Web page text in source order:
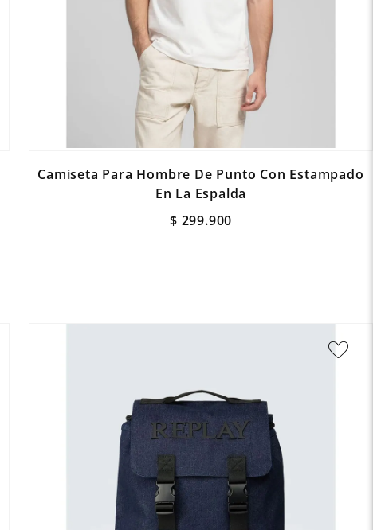
Camiseta Para Hombre De Punto Con Estampado
En La Espalda
$ 299.900